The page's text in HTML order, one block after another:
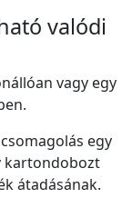
valódi
vagy egy
egy
kartondobozt
átadásának.